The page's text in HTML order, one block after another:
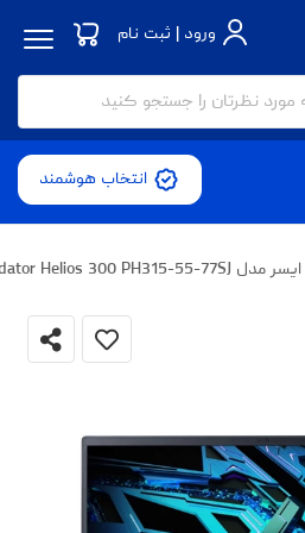
ورود | ثبت نام
انتخاب هوشمند